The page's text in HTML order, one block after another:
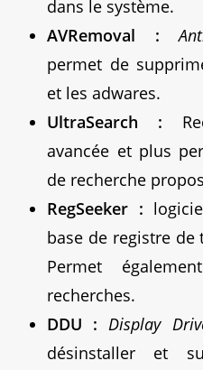
dans le système.
AVRemoval :
permet de
et les adwares.
UltraSearch :
avancée et plus
de recherche
RegSeeker :
base de registre
Permet
recherches.
DDU : Display
désinstaller et